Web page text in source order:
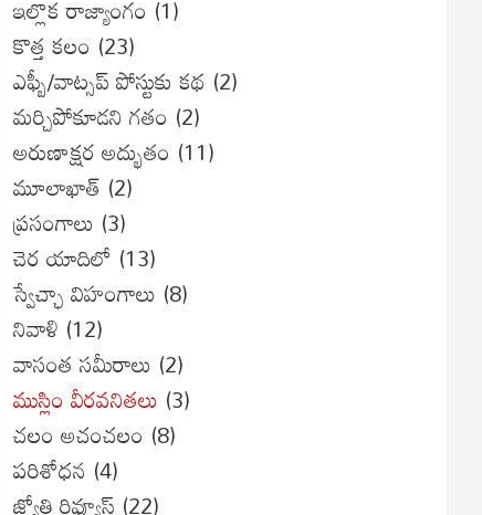
ఇల్లొక రాజ్యాంగం (1)
కొత్త కలం (23)
ఎఫ్బీ/వాట్సప్ పోస్టుకు కథ (2)
మర్చిపోకూడని గతం (2)
అరుణాక్షర అద్భుతం (11)
మూలాఖాత్ (2)
ప్రసంగాలు (3)
చెర యాదిలో (13)
స్వేచ్ఛా విహంగాలు (8)
నివాళి (12)
వాసంత సమీరాలు (2)
ముస్లిం వీరవనితలు (3)
చలం అచంచలం (8)
ప‌రిశోధ‌న‌ (4)
జ్యోతి రివ్యూస్ (22)